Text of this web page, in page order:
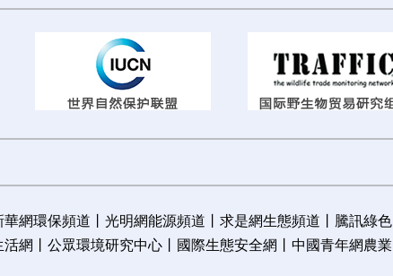
華網環保頻道 光明網能源頻道 求是網生態頻道
騰訊綠色
活網 公眾環境研究中心 國際生態安全網
中國青年網農業